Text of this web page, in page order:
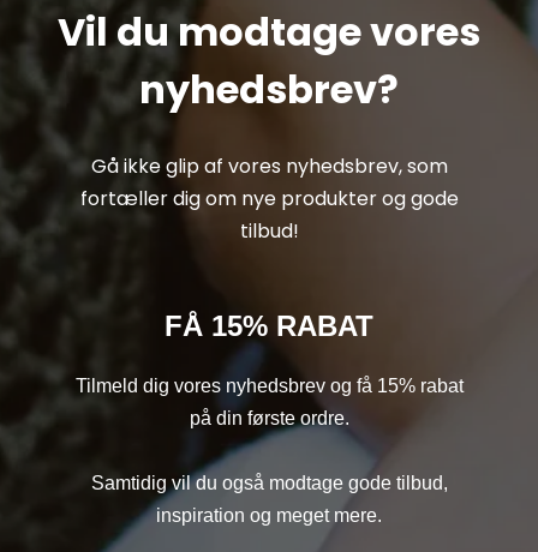
Vil du modtage vores
nyhedsbrev?
Gå ikke glip af vores nyhedsbrev, som
fortæller dig om nye produkter og gode
tilbud!
FÅ 15% RABAT
Tilmeld dig vores nyhedsbrev og få 15% rabat
på din første ordre.
Samtidig vil du også modtage gode tilbud,
inspiration og meget mere.